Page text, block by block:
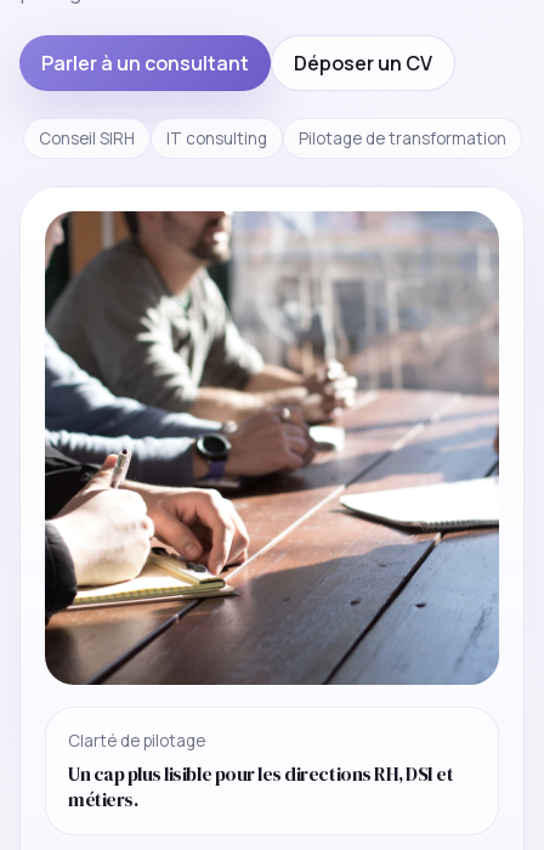
Parler à un consultant Déposer un CV
Conseil SIRH IT consulting Pilotage de transformation
Clarté de pilotage
Un cap plus lisible pour les directions RH, DSI et
métiers.